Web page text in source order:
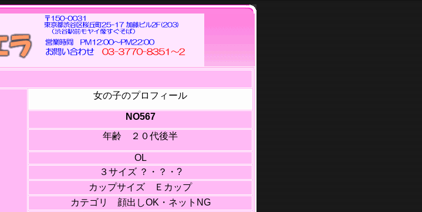
女の子のプロフィール
NO567
年齢 ２０代後半
OL
３サイズ ？・？・?
カップサイズ Ｅカップ
カテゴリ 顔出しOK・ネットNG